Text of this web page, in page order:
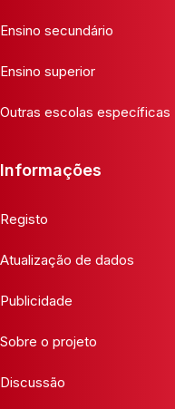
Ensino secundário
Ensino superior
Outras escolas específicas
Informações
Registo
Atualização de dados
Publicidade
Sobre o projeto
Discussão